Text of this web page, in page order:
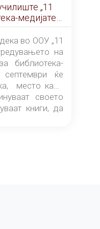
„11
медијатека
во ООУ „11
на
библиотека-
септември ќе
место каде
своето
книги, да